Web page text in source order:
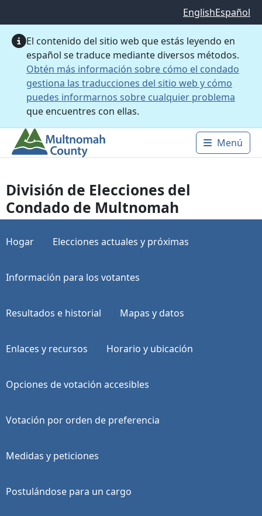
EnglishEspañol
El contenido del sitio web que estás leyendo en
español se traduce mediante diversos métodos.
Obtén más información sobre cómo el condado
gestiona las traducciones del sitio web y cómo
puedes informarnos sobre cualquier problema
que encuentres con ellas.
Main
Menú
División de Elecciones del
Condado de Multnomah
Hogar Elecciones actuales y próximas
Información para los votantes
Resultados e historial Mapas y datos
Enlaces y recursos Horario y ubicación
Opciones de votación accesibles
Votación por orden de preferencia
Medidas y peticiones
Postulándose para un cargo